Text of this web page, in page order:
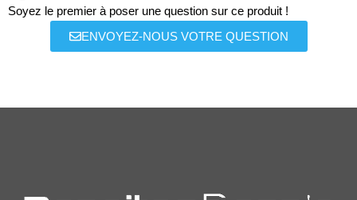
Soyez le premier à poser une question sur ce produit !
ENVOYEZ-NOUS VOTRE QUESTION